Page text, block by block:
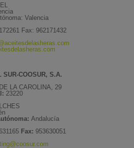
Valencia
Fax: 962171432
SUR-COOSUR, S.A.
LA CAROLINA, 29
23220
Andalucía
Fax: 953630051